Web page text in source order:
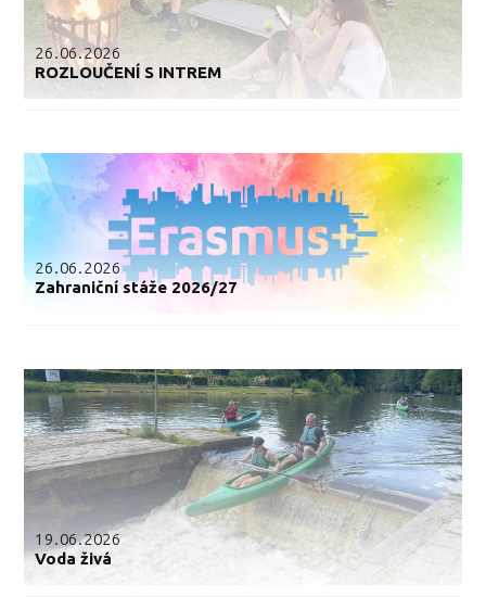
26.06.2026
ROZLOUČENÍ S INTREM
26.06.2026
Zahraniční stáže 2026/27
19.06.2026
Voda živá